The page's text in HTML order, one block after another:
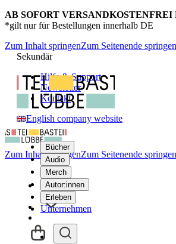
AB SOFORT
*gilt nur für Bestellungen innerhalb DE
Zum Inhalt springenZum Seitenende springen
Sekundär
Hilfe & Support
Newsletter
Kontakt
English company website
Bücher
Audio
Merch
Autor:innen
Erleben
Unternehmen
Zum Inhalt springenZum Seitenende springen